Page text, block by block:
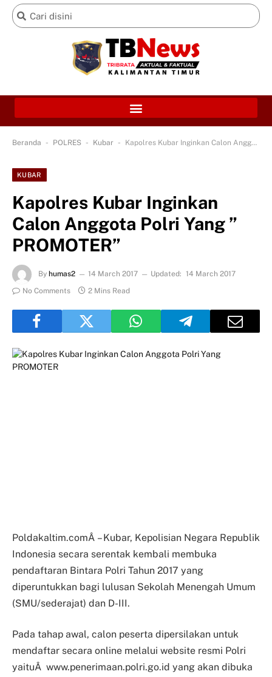
Beranda - POLRES - Kubar - Kapolres Kubar Inginkan Calon Anggota Polri Yang ” PROMOTER”
KUBAR
Kapolres Kubar Inginkan
Calon Anggota Polri Yang ”
PROMOTER”
By humas2 14 March 2017 Updated: 14 March 2017
No Comments
2 Mins Read
Poldakaltim.comÂ – Kubar, Kepolisian Negara Republik
Indonesia secara serentak kembali membuka
pendaftaran Bintara Polri Tahun 2017 yang
diperuntukkan bagi lulusan Sekolah Menengah Umum
(SMU/sederajat) dan D-III.
Pada tahap awal, calon peserta dipersilakan untuk
mendaftar secara online melalui website resmi Polri
yaituÂ www.penerimaan.polri.go.id yang akan dibuka